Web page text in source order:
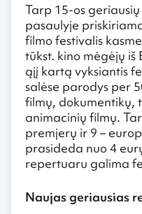
Tarp 15-os
pasaulyje
filmo festivalis
tūkst. kino mėgėjų iš
ąjį kartą vyksiantis
salėse parodys per
filmų, dokumentikų,
animacinių filmų.
premjerų ir 9 –
prasideda nuo 4
repertuaru galima
Naujas geriausias